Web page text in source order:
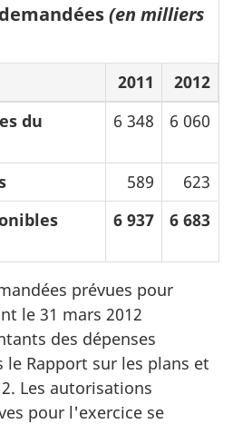
(en milliers
2011
2012
du
6 348 6 060
589
623
6 937 6 683
prévues pour
le 31 mars 2012
des dépenses
le Rapport sur les plans et
Les autorisations
pour l'exercice se